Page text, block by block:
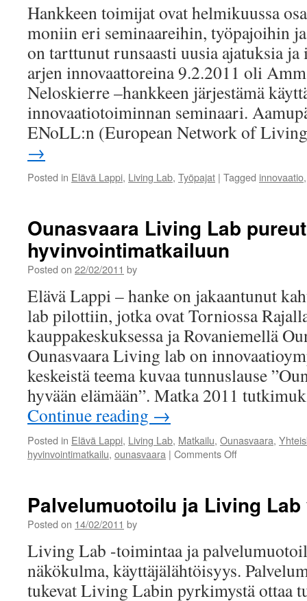
Hankkeen toimijat ovat helmikuussa
moniin eri seminaareihin, työpajoihin
on tarttunut runsaasti uusia ajatuksia
arjen innovaattoreina 9.2.2011 oli
Neloskierre –hankkeen järjestämä
innovaatiotoiminnan seminaari.
ENoLL:n (European Network of
→
Posted in Elävä Lappi, Living Lab, Työpajat | Tagged innovaatio
Ounasvaara Living Lab
hyvinvointimatkailuun
Posted on 22/02/2011 by
Elävä Lappi – hanke on jakaantunut
lab pilottiin, jotka ovat Torniossa
kauppakeskuksessa ja Rovaniemellä
Ounasvaara Living lab on
keskeistä teema kuvaa tunnuslause
hyvään elämään”. Matka 2011
Continue reading →
Posted in Elävä Lappi, Living Lab, Matkailu, Ounasvaara,
hyvinvointimatkailu, ounasvaara | Comments Offon
pureutuu
Palvelumuotoilu ja Living
Posted on 14/02/2011 by
Living Lab -toimintaa ja
näkökulma, käyttäjälähtöisyys.
tukevat Living Labin pyrkimystä ottaa